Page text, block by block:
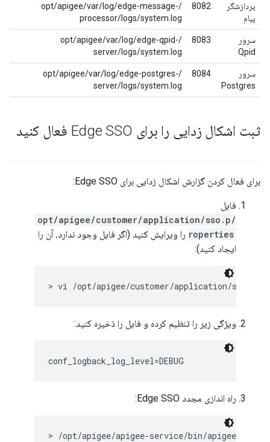
پردازشگر
پیام
8082
/opt/apigee/var/log/edge-message-
processor/logs/system.log
سرور
Qpid
8083
/opt/apigee/var/log/edge-qpid-
server/logs/system.log
سرور
Postgres
8084
/opt/apigee/var/log/edge-postgres-
server/logs/system.log
ثبت اشکال زدایی را برای Edge SSO فعال کنید
برای فعال کردن گزارش اشکال زدایی برای Edge SSO:
فایل
/opt/apigee/customer/application/sso.p
roperties را ویرایش کنید (اگر فایل وجود ندارد، آن را
ایجاد کنید):
> vi /opt/apigee/customer/application/
ویژگی زیر را تنظیم کرده و فایل را ذخیره کنید:
conf_logback_log_level=DEBUG
راه اندازی مجدد Edge SSO:
> /opt/apigee/apigee-service/bin/apigee-